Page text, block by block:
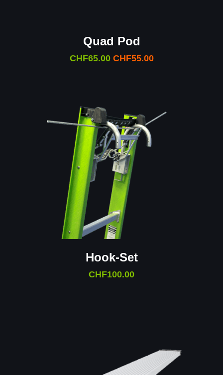
Quad Pod
CHF65.00 CHF55.00
Hook-Set
CHF100.00